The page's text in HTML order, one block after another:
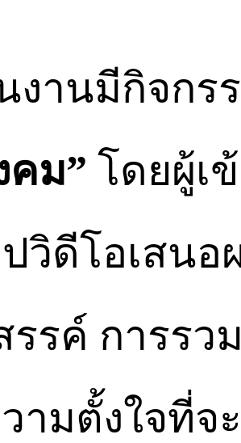
งานมีกิจกร
คม” โดยผู้เ
วิดีโอเสน
รรค์ การร
ามตั้งใจที่จ